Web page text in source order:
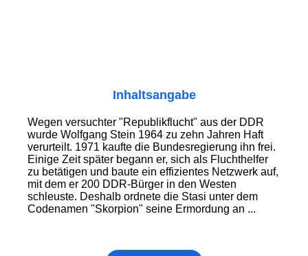
Inhaltsangabe
Wegen versuchter "Republikflucht" aus der DDR
wurde Wolfgang Stein 1964 zu zehn Jahren Haft
verurteilt. 1971 kaufte die Bundesregierung ihn frei.
Einige Zeit später begann er, sich als Fluchthelfer
zu betätigen und baute ein effizientes Netzwerk auf,
mit dem er 200 DDR-Bürger in den Westen
schleuste. Deshalb ordnete die Stasi unter dem
Codenamen "Skorpion" seine Ermordung an ...